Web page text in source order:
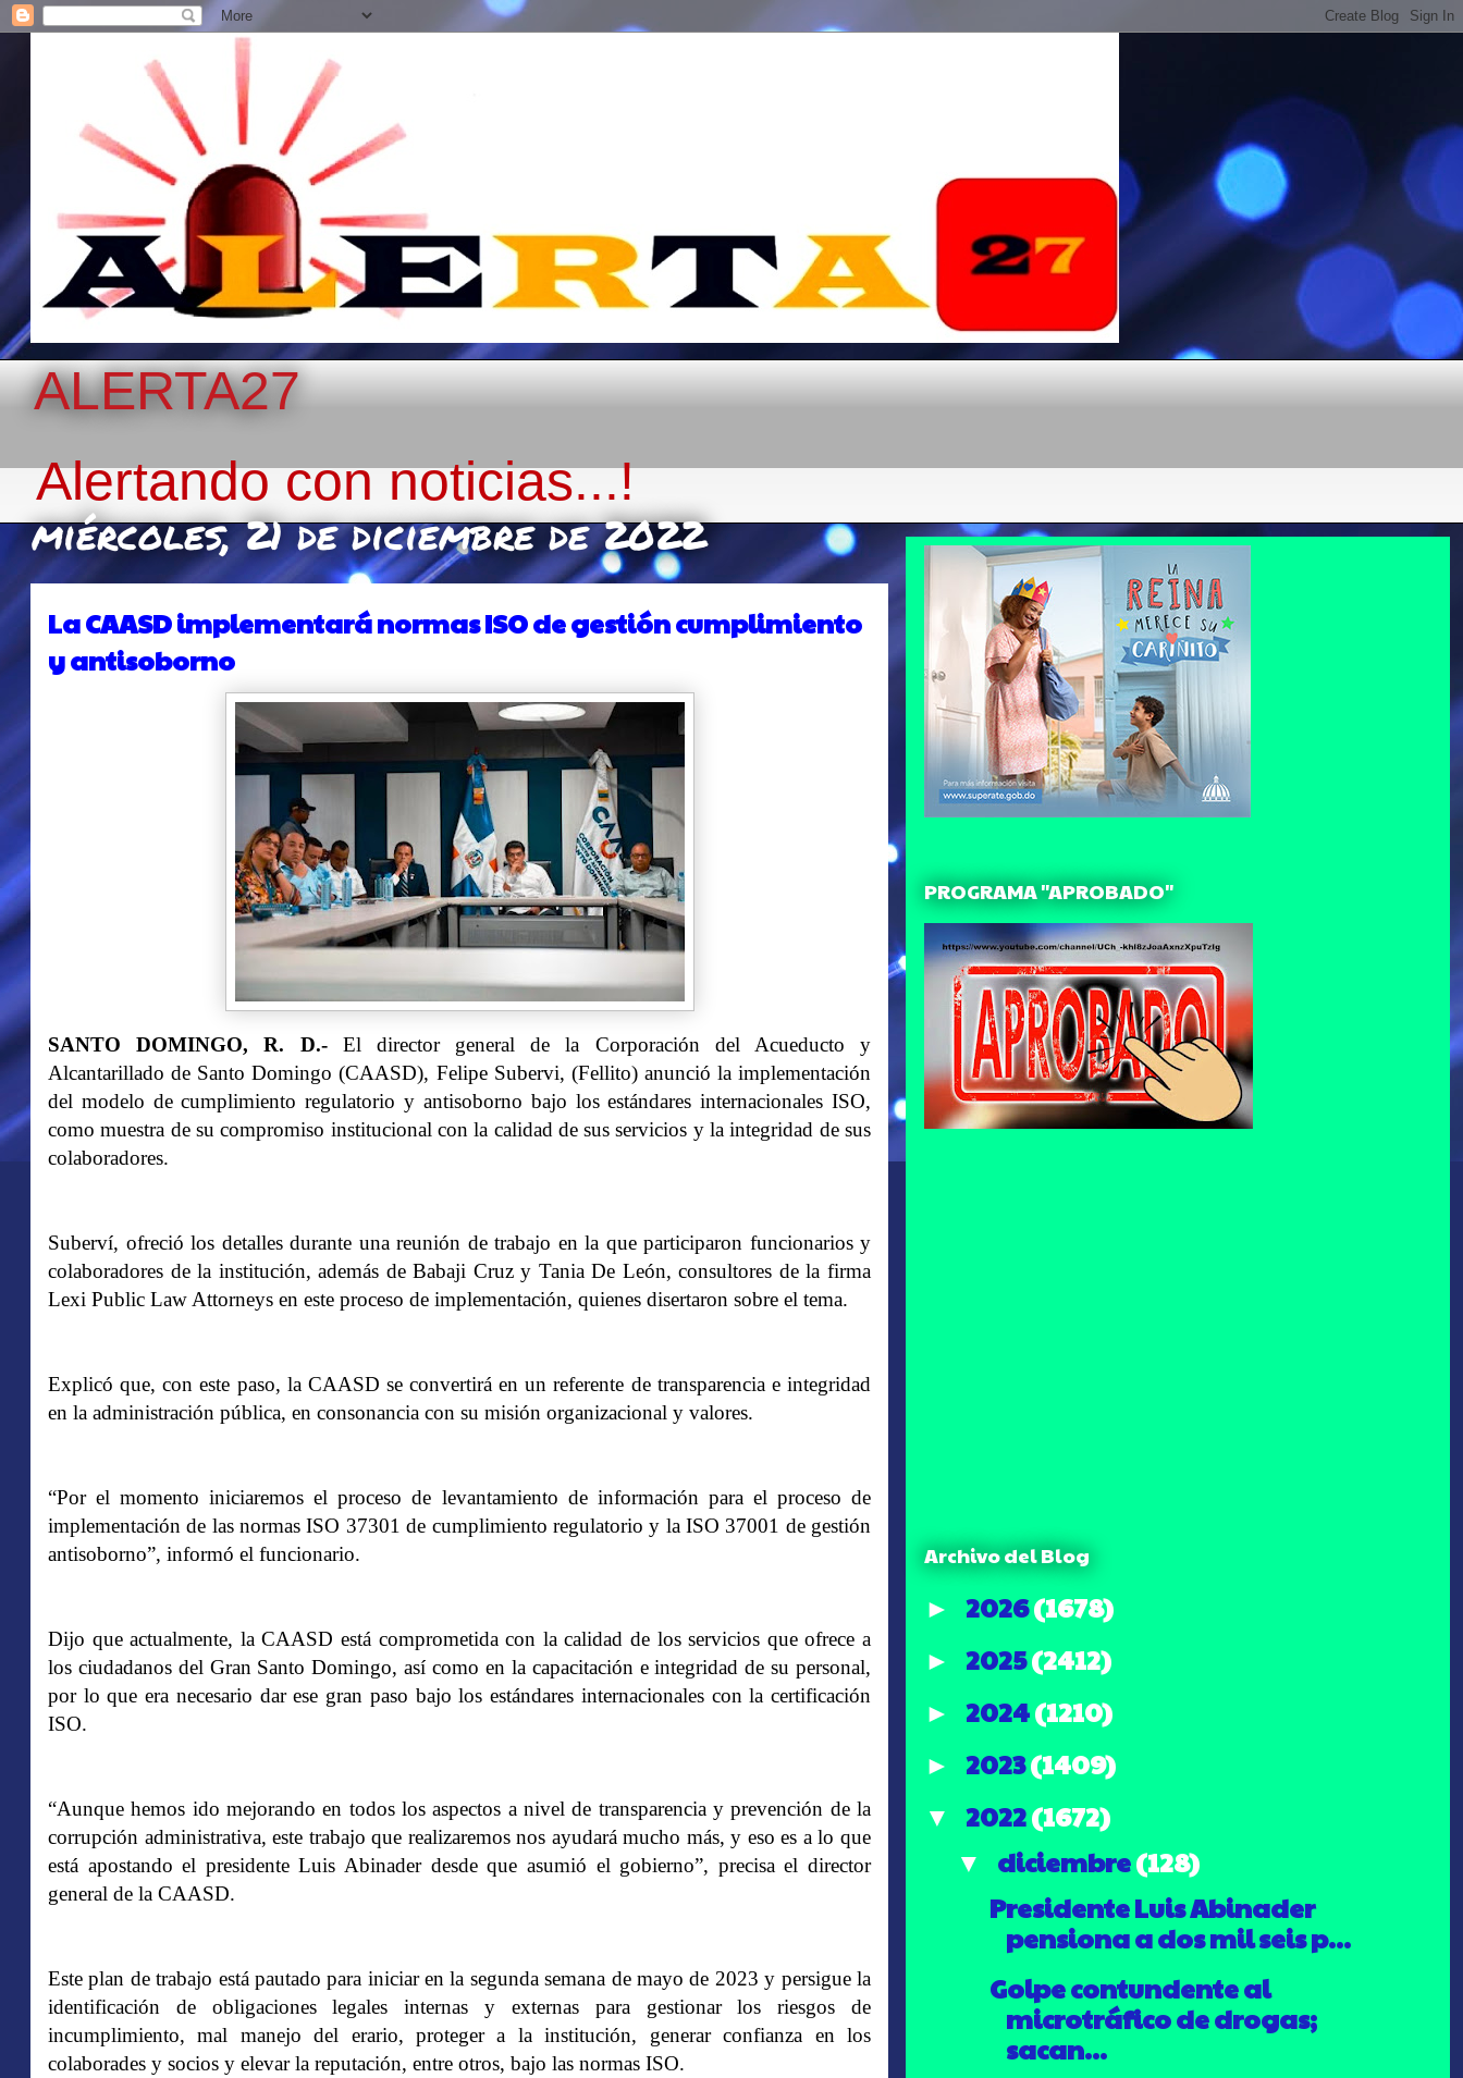
ALERTA27
Alertando con noticias...!
miércoles, 21 de diciembre de 2022
La CAASD implementará normas ISO de gestión cumplimiento
y antisoborno
SANTO DOMINGO, R. D.- El director general de la Corporación del Acueducto y
Alcantarillado de Santo Domingo (CAASD), Felipe Subervi, (Fellito) anunció la implementación
del modelo de cumplimiento regulatorio y antisoborno bajo los estándares internacionales ISO,
como muestra de su compromiso institucional con la calidad de sus servicios y la integridad de sus
colaboradores.
Suberví, ofreció los detalles durante una reunión de trabajo en la que participaron funcionarios y
colaboradores de la institución, además de Babaji Cruz y Tania De León, consultores de la firma
Lexi Public Law Attorneys en este proceso de implementación, quienes disertaron sobre el tema.
Explicó que, con este paso, la CAASD se convertirá en un referente de transparencia e integridad
en la administración pública, en consonancia con su misión organizacional y valores.
“Por el momento iniciaremos el proceso de levantamiento de información para el proceso de
implementación de las normas ISO 37301 de cumplimiento regulatorio y la ISO 37001 de gestión
antisoborno”, informó el funcionario.
Dijo que actualmente, la CAASD está comprometida con la calidad de los servicios que ofrece a
los ciudadanos del Gran Santo Domingo, así como en la capacitación e integridad de su personal,
por lo que era necesario dar ese gran paso bajo los estándares internacionales con la certificación
ISO.
“Aunque hemos ido mejorando en todos los aspectos a nivel de transparencia y prevención de la
corrupción administrativa, este trabajo que realizaremos nos ayudará mucho más, y eso es a lo que
está apostando el presidente Luis Abinader desde que asumió el gobierno”, precisa el director
general de la CAASD.
Este plan de trabajo está pautado para iniciar en la segunda semana de mayo de 2023 y persigue la
identificación de obligaciones legales internas y externas para gestionar los riesgos de
incumplimiento, mal manejo del erario, proteger a la institución, generar confianza en los
colaborades y socios y elevar la reputación, entre otros, bajo las normas ISO.
PROGRAMA "APROBADO"
Archivo del Blog
► 2026(1678)
► 2025(2412)
► 2024(1210)
► 2023(1409)
▼ 2022(1672)
▼ diciembre(128)
Presidente Luis Abinader
pensiona a dos mil seis p...
Golpe contundente al
microtráfico de drogas;
sacan...